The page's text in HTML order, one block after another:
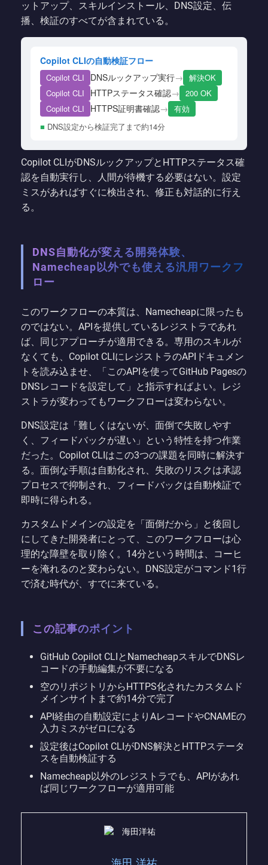
ットアップ、スキルインストール、DNS設定、伝
播、検証のすべてが含まれている。
Copilot CLIの自動検証フロー
Copilot CLI DNSルックアップ実行→ 解決OK
Copilot CLI
HTTPステータス確認→ 200 OK
Copilot CLI
HTTPS証明書確認→ 有効
■ DNS設定から検証完了まで約14分
Copilot CLIがDNSルックアップとHTTPステータス確
認を自動実行し、人間が待機する必要はない。設定
ミスがあればすぐに検出され、修正も対話的に行え
る。
DNS自動化が変える開発体験、
Namecheap以外でも使える汎用ワークフ
ロー
このワークフローの本質は、Namecheapに限ったも
のではない。APIを提供しているレジストラであれ
ば、同じアプローチが適用できる。専用のスキルが
なくても、Copilot CLIにレジストラのAPIドキュメン
トを読み込ませ、「このAPIを使ってGitHub Pagesの
DNSレコードを設定して」と指示すればよい。レジ
ストラが変わってもワークフローは変わらない。
DNS設定は「難しくはないが、面倒で失敗しやす
く、フィードバックが遅い」という特性を持つ作業
だった。Copilot CLIはこの3つの課題を同時に解決す
る。面倒な手順は自動化され、失敗のリスクは承認
プロセスで抑制され、フィードバックは自動検証で
即時に得られる。
カスタムドメインの設定を「面倒だから」と後回し
にしてきた開発者にとって、このワークフローは心
理的な障壁を取り除く。14分という時間は、コーヒ
ーを淹れるのと変わらない。DNS設定がコマンド1行
で済む時代が、すでに来ている。
この記事のポイント
GitHub Copilot CLIとNamecheapスキルでDNSレ
コードの手動編集が不要になる
空のリポジトリからHTTPS化されたカスタムド
メインサイトまで約14分で完了
API経由の自動設定によりAレコードやCNAMEの
入力ミスがゼロになる
設定後はCopilot CLIがDNS解決とHTTPステータ
スを自動検証する
Namecheap以外のレジストラでも、APIがあれ
ば同じワークフローが適用可能